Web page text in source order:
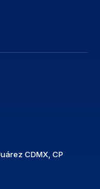
CDMX, CP